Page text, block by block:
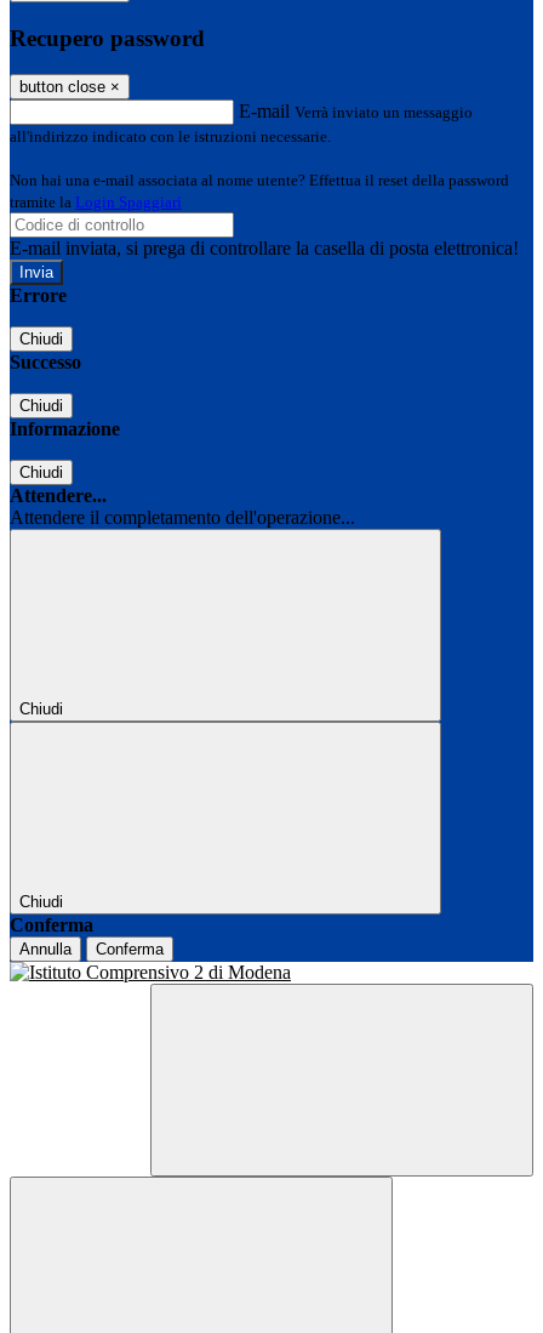
Recupero password
button close ×
E-mail Verrà inviato un messaggio
all'indirizzo indicato con le istruzioni necessarie.
Non hai una e-mail associata al nome utente? Effettua il reset della password
tramite la Login Spaggiari
E-mail inviata, si prega di controllare la casella di posta elettronica!
Errore
Chiudi
Successo
Chiudi
Informazione
Chiudi
Attendere...
Attendere il completamento dell'operazione...
Chiudi
Chiudi
Conferma
Annulla Conferma